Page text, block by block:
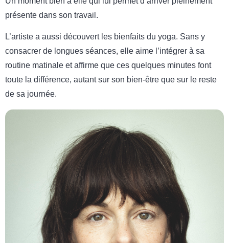
présente dans son travail.
L’artiste a aussi découvert les bienfaits du yoga. Sans y
consacrer de longues séances, elle aime l’intégrer à sa
routine matinale et affirme que ces quelques minutes font
toute la différence, autant sur son bien-être que sur le reste
de sa journée.